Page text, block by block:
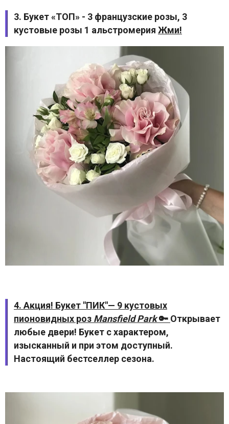
3. Букет «ТОП» - 3 французские розы, 3
кустовые розы 1 альстромерия Жми!
4. Акция! Букет "ПИК"— 9 кустовых
пионовидных роз Mansfield Park🔑 Открывает
любые двери! Букет с характером,
изысканный и при этом доступный.
Настоящий бестселлер сезона.